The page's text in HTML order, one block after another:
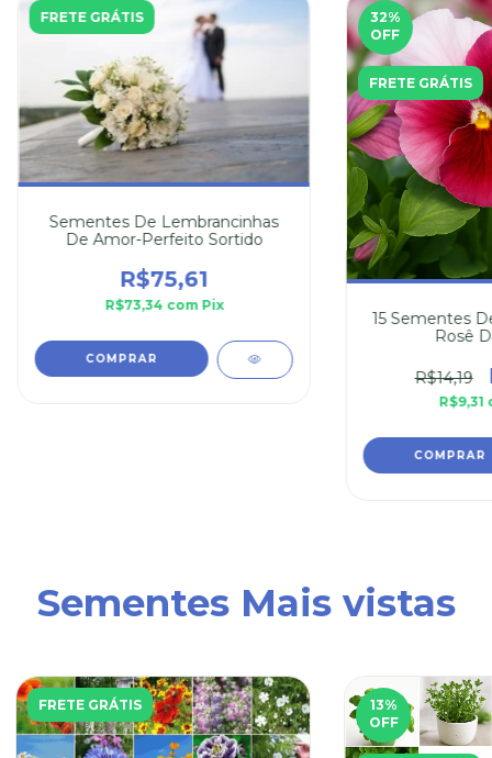
FRETE GRÁTIS
Sementes De Lembrancinhas
De Amor-Perfeito Sortido
R$75,61
R$73,34 com Pix
32%
OFF
FRETE GRÁTIS
15 Sementes
Rosê
R$14,19
R$9,31
Sementes Mais vistas
FRETE GRÁTIS 13%
OFF